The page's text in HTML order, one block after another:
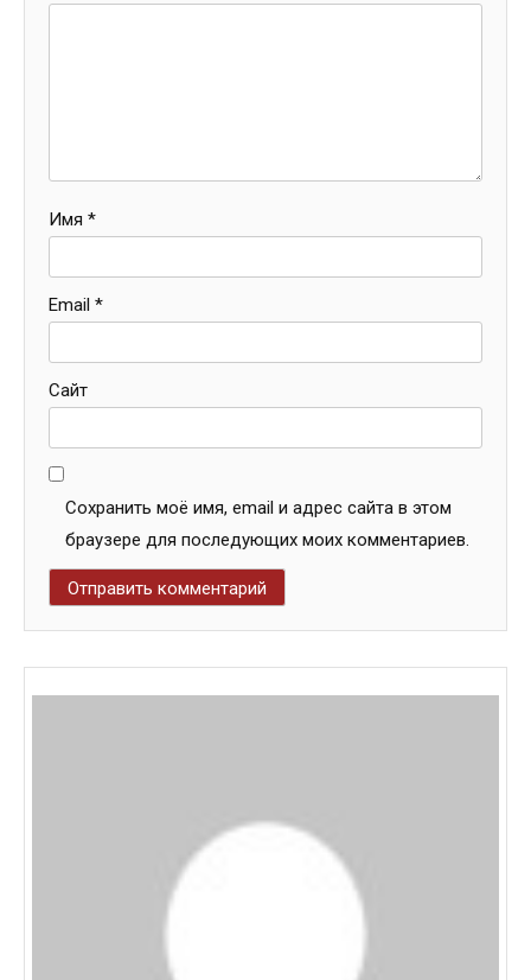
Имя *
Email *
Сайт
Сохранить моё имя, email и адрес сайта в этом
браузере для последующих моих комментариев.